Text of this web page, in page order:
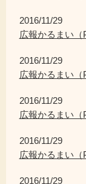
2016/11/29
広報かるまい（
2016/11/29
広報かるまい（
2016/11/29
広報かるまい（
2016/11/29
広報かるまい（
2016/11/29